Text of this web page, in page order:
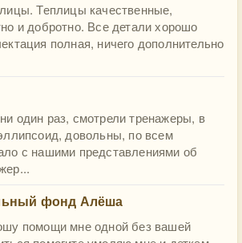
Теплицы качественные,
и добротно. Все детали хорошо
полная, ничего дополнительно
один раз, смотрели тренажеры, в
довольны, по всем
с нашими представлениями об
фонд Алёша
помощи мне одной без вашей